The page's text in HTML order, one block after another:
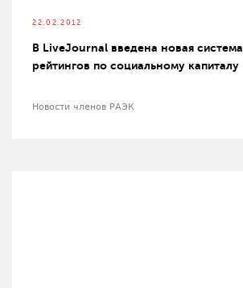
22.02.2012
В LiveJournal введена новая система
рейтингов по социальному капиталу
Новости членов РАЭК